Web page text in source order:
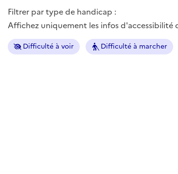
Filtrer par type de handicap :
Affichez uniquement les infos
Difficulté à voir Difficulté à marcher